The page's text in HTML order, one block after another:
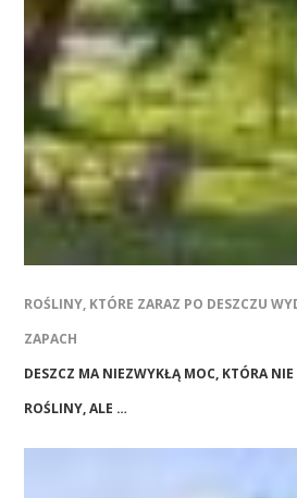
ROŚLINY, KTÓRE ZARAZ PO DESZCZU
ZAPACH
DESZCZ MA NIEZWYKŁĄ MOC, KTÓRA
ROŚLINY, ALE …